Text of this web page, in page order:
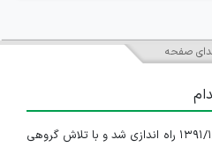
صفحه
سایت ایران استخدام در تاریخ ۱۳۹۱/۱/۱۰ راه اندازی شد و با تلاش گروهی